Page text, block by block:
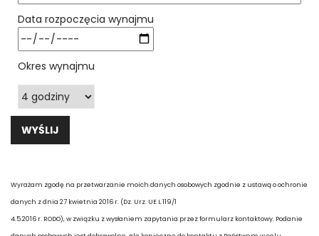
Data rozpoczęcia wynajmu
Okres wynajmu
Wyrażam zgodę na przetwarzanie moich danych osobowych zgodnie z ustawą o ochronie
danych z dnia 27 kwietnia 2016 r. (Dz. Urz. UE L 119/1
4.5.2016 r. RODO), w związku z wysłaniem zapytania przez formularz kontaktowy. Podanie